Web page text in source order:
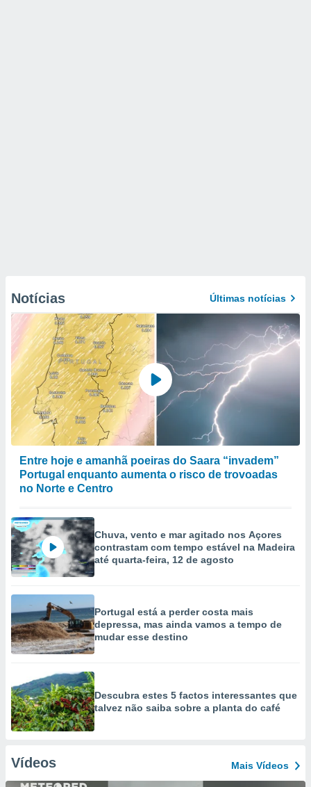
Notícias Últimas notícias
Entre hoje e amanhã poeiras do Saara “invadem”
Portugal enquanto aumenta o risco de trovoadas
no Norte e Centro
Chuva, vento e mar agitado nos Açores
contrastam com tempo estável na Madeira
até quarta-feira, 12 de agosto
Portugal está a perder costa mais
depressa, mas ainda vamos a tempo de
mudar esse destino
Descubra estes 5 factos interessantes que
talvez não saiba sobre a planta do café
Vídeos Mais Vídeos